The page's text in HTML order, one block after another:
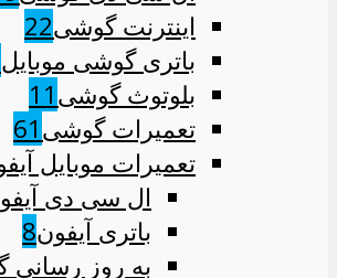
اینترنت گوشی22
باتری گوشی موبایل
بلوتوث گوشی11
تعمیرات گوشی61
تعمیرات موبایل
ال سی دی
باتری آیفون8
به روز رسانی